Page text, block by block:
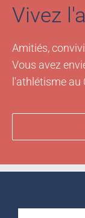
Vivez
Amitiés,
Vous avez
l'athlétisme au